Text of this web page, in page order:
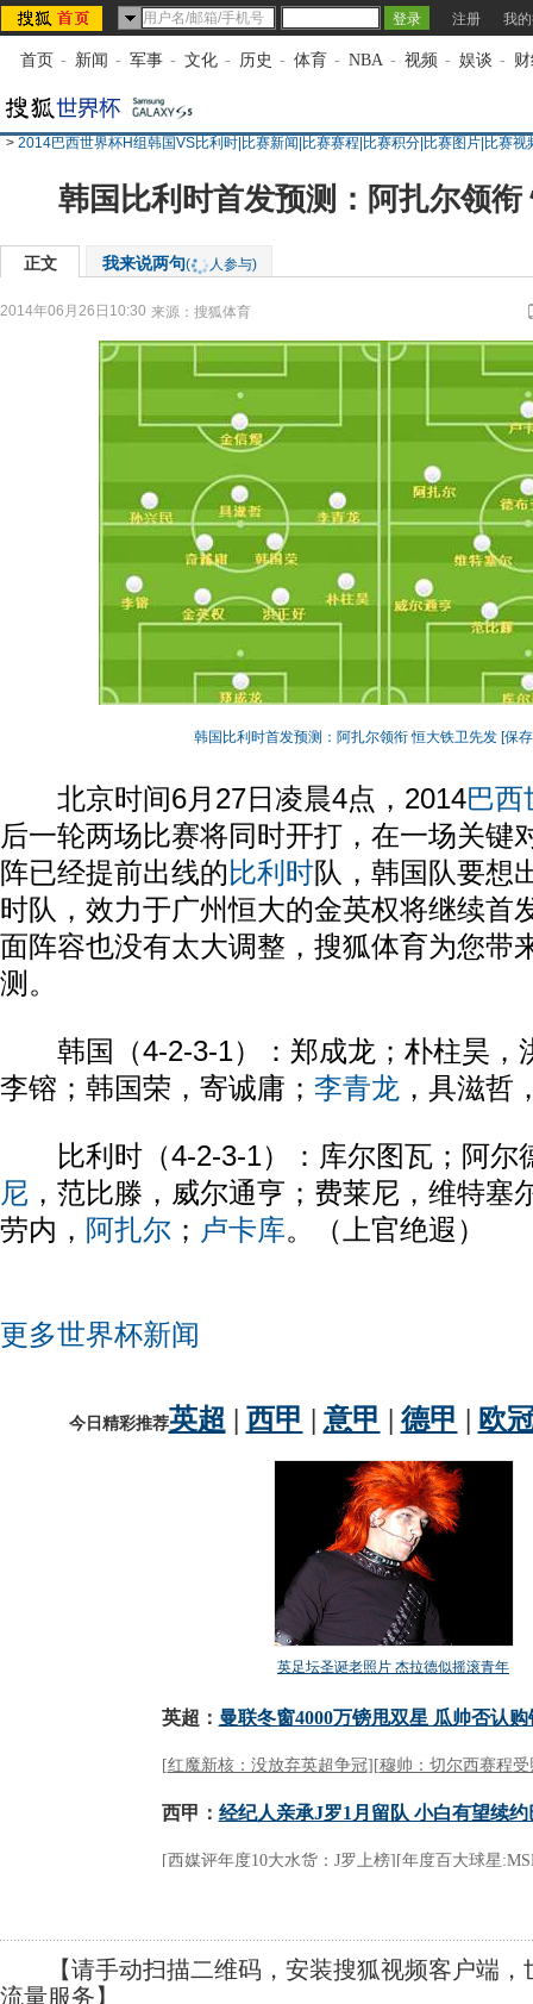
注册 我
首页 - 新闻 - 军事 - 文化 - 历史 - 体育 - NBA - 视频 - 娱谈 -
> 2014巴西世界杯H组韩国VS比利时|比赛新闻|比赛赛程|比赛积分|比赛图片|比赛视
韩国比利时首发预测：阿扎尔领衔
正文 我来说两句( 人参与)
2014年06月26日10:30 来源： 搜狐体育
韩国比利时首发预测：阿扎尔领衔 恒大铁卫先发 [保
北京时间6月27日凌晨4点，2014巴西
后一轮两场比赛将同时开打，在一场关键
阵已经提前出线的 比利时队，韩国队要想
时队，效力于广州恒大的金英权将继续首
面阵容也没有太大调整，搜狐体育为您带
测。
韩国（4-2-3-1）：郑成龙；朴柱昊，
李镕；韩国荣，寄诚庸； 李青龙 ，具滋哲
比利时（4-2-3-1）：库尔图瓦；阿尔
尼 ，范比滕，威尔通亨；费莱尼，维特塞
劳内， 阿扎尔 ； 卢卡库。（上官绝遐）
更多世界杯新闻
【请手动扫描二维码，安装搜狐视频客户端，
流量服务】